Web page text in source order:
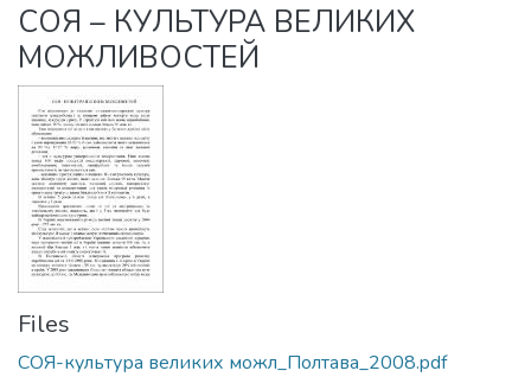
Statistics
СОЯ – КУЛЬТУРА ВЕЛИКИХ
МОЖЛИВОСТЕЙ
Files
СОЯ-культура великих можл_Полтава_2008.pdf